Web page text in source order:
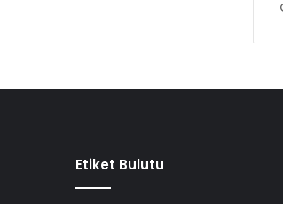
Etiket Bulutu